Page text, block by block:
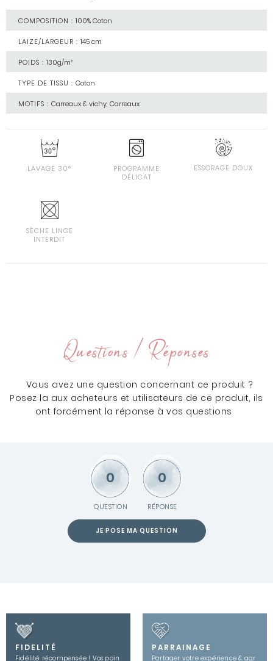
COMPOSITION : 100% Coton
LAIZE/LARGEUR : 145 cm
POIDS : 130g/m²
TYPE DE TISSU : Coton
MOTIFS : Carreaux & vichy, Carreaux
LAVAGE 30°
PROGRAMME
DÉLICAT
ESSORAGE DOUX
SÈCHE LINGE
INTERDIT
Questions / Réponses
Vous avez une question concernant ce produit ?
Posez la aux acheteurs et utilisateurs de ce produit, ils
ont forcément la réponse à vos questions
0
QUESTION
0
RÉPONSE
JE POSE MA QUESTION
FIDELITÉ
Fidélité récompensée ! Vos poin
PARRAINAGE
Partager votre expérience & agr